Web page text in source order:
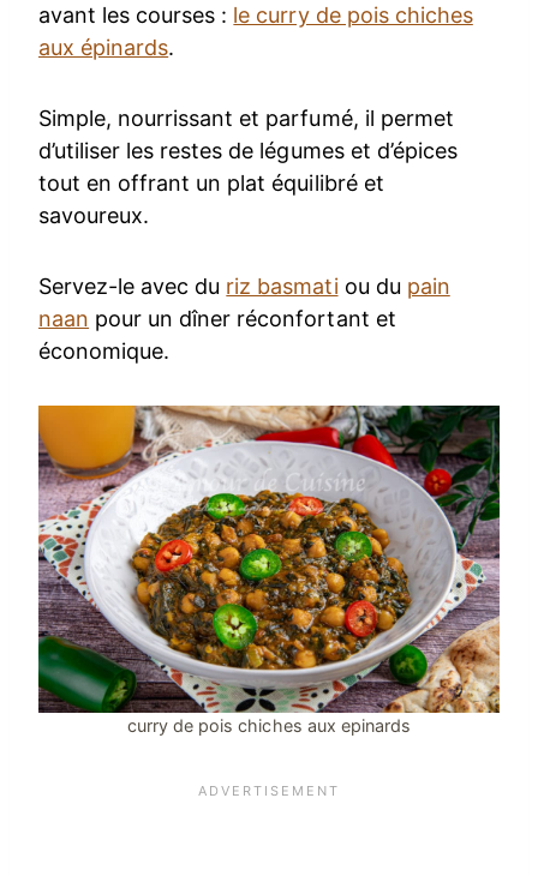
avant les courses : le curry de pois chiches
aux épinards.
Simple, nourrissant et parfumé, il permet
d’utiliser les restes de légumes et d’épices
tout en offrant un plat équilibré et
savoureux.
Servez-le avec du riz basmatiou du pain
naan pour un dîner réconfortant et
économique.
curry de pois chiches aux epinards